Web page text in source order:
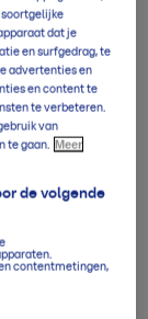
dat je
en surfgedrag, te
advertenties en
en content te
te verbeteren.
van
te gaan. Meer
de volgende
contentmetingen,